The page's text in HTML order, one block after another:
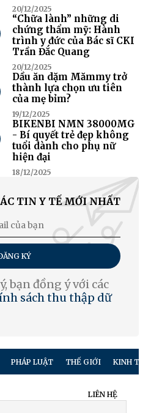
20/12/2025
“Chữa lành” những di
chứng thẩm mỹ: Hành
trình y đức của Bác sĩ CKI
Trần Đắc Quang
20/12/2025
Dầu ăn dặm Mămmy trở
thành lựa chọn ưu tiên
của mẹ bỉm?
19/12/2025
BIKENBI NMN 38000MG
- Bí quyết trẻ đẹp không
tuổi dành cho phụ nữ
hiện đại
18/12/2025
TIN Y TẾ MỚI NHẤT
KÝ
bạn đồng ý với các
sách thu thập dữ
PHÁP LUẬT THẾ GIỚI KINH TẾ
LIÊN HỆ